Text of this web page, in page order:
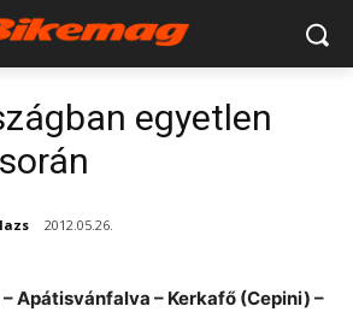
egyetlen
2012.05.26.
Apátisvánfalva – Kerkafő (Cepini) –